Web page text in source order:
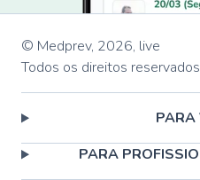
© Medprev, 2026, live
Todos os direitos reservados
PARA
PARA